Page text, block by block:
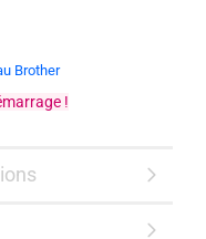
Brother
!